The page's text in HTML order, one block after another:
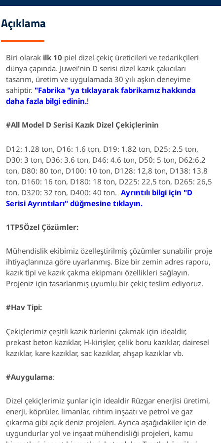
Açıklama
Biri olarak ilk 10 piel dizel çekiç üreticileri ve tedarikçileri
dünya çapında. Juwei'nin D serisi dizel kazık çakıcıları
tasarım, üretim ve uygulamada 30 yılı aşkın deneyime
sahiptir. "Fabrika "ya tıklayarak fabrikamız hakkında
daha fazla bilgi edinin.!
#All Model D Serisi Kazık Dizel Çekiçlerinin
D12: 1.28 ton, D16: 1.6 ton, D19: 1.82 ton, D25: 2.5 ton,
D30: 3 ton, D36: 3.6 ton, D46: 4.6 ton, D50: 5 ton, D62:6.2
ton, D80: 80 ton, D100: 10 ton, D128: 12,8 ton, D138: 13,8
ton, D160: 16 ton, D180: 18 ton, D225: 22,5 ton, D265: 26,5
ton, D320: 32 ton, D400: 40 ton. Ayrıntılı bilgi için "D
Serisi Ayrıntıları" düğmesine tıklayın.
1TP5Özel Çözümler:
Mühendislik ekibimiz özelleştirilmiş çözümler sunabilir proje
ihtiyaçlarınıza göre uyarlanmış. Bize bir zemin adres raporu,
kazık tipi ve kazık çakma ekipmanı özellikleri sağlayın.
Projeniz için tasarlanmış uyumlu bir çekiç teslim ediyoruz.
#Hav Tipi:
Çekiçlerimiz çeşitli kazık türlerini çakmak için idealdir,
prekast beton kazıklar, H-kirişler, çelik boru kazıklar, dairesel
kazıklar, kare kazıklar, sac kazıklar, ahşap kazıklar vb.
#Auygulama:
Dizel çekiçlerimiz şunlar için idealdir Rüzgar enerjisi üretimi,
enerji, köprüler, limanlar, rıhtım inşaatı ve petrol ve gaz
çıkarma gibi açık deniz projeleri. Ayrıca aşağıdakiler için de
uygundurlar yol ve inşaat mühendisliği projeleri, kamu